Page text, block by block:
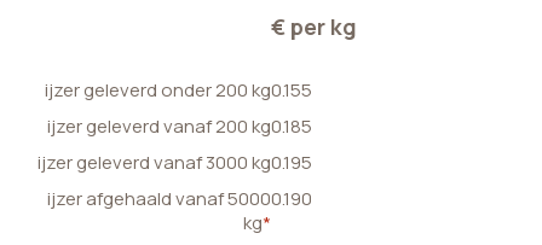
€ per kg
ijzer geleverd onder 200 kg0.155
ijzer geleverd vanaf 200 kg0.185
ijzer geleverd vanaf 3000 kg0.195
ijzer afgehaald vanaf 5000
kg*
0.190